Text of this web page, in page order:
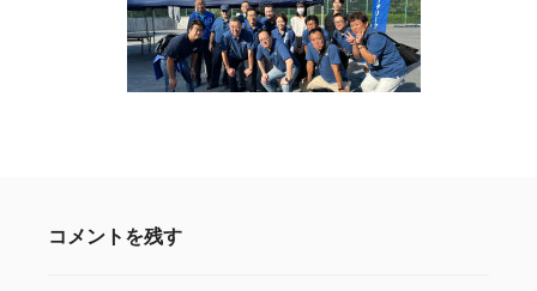
コメントを残す